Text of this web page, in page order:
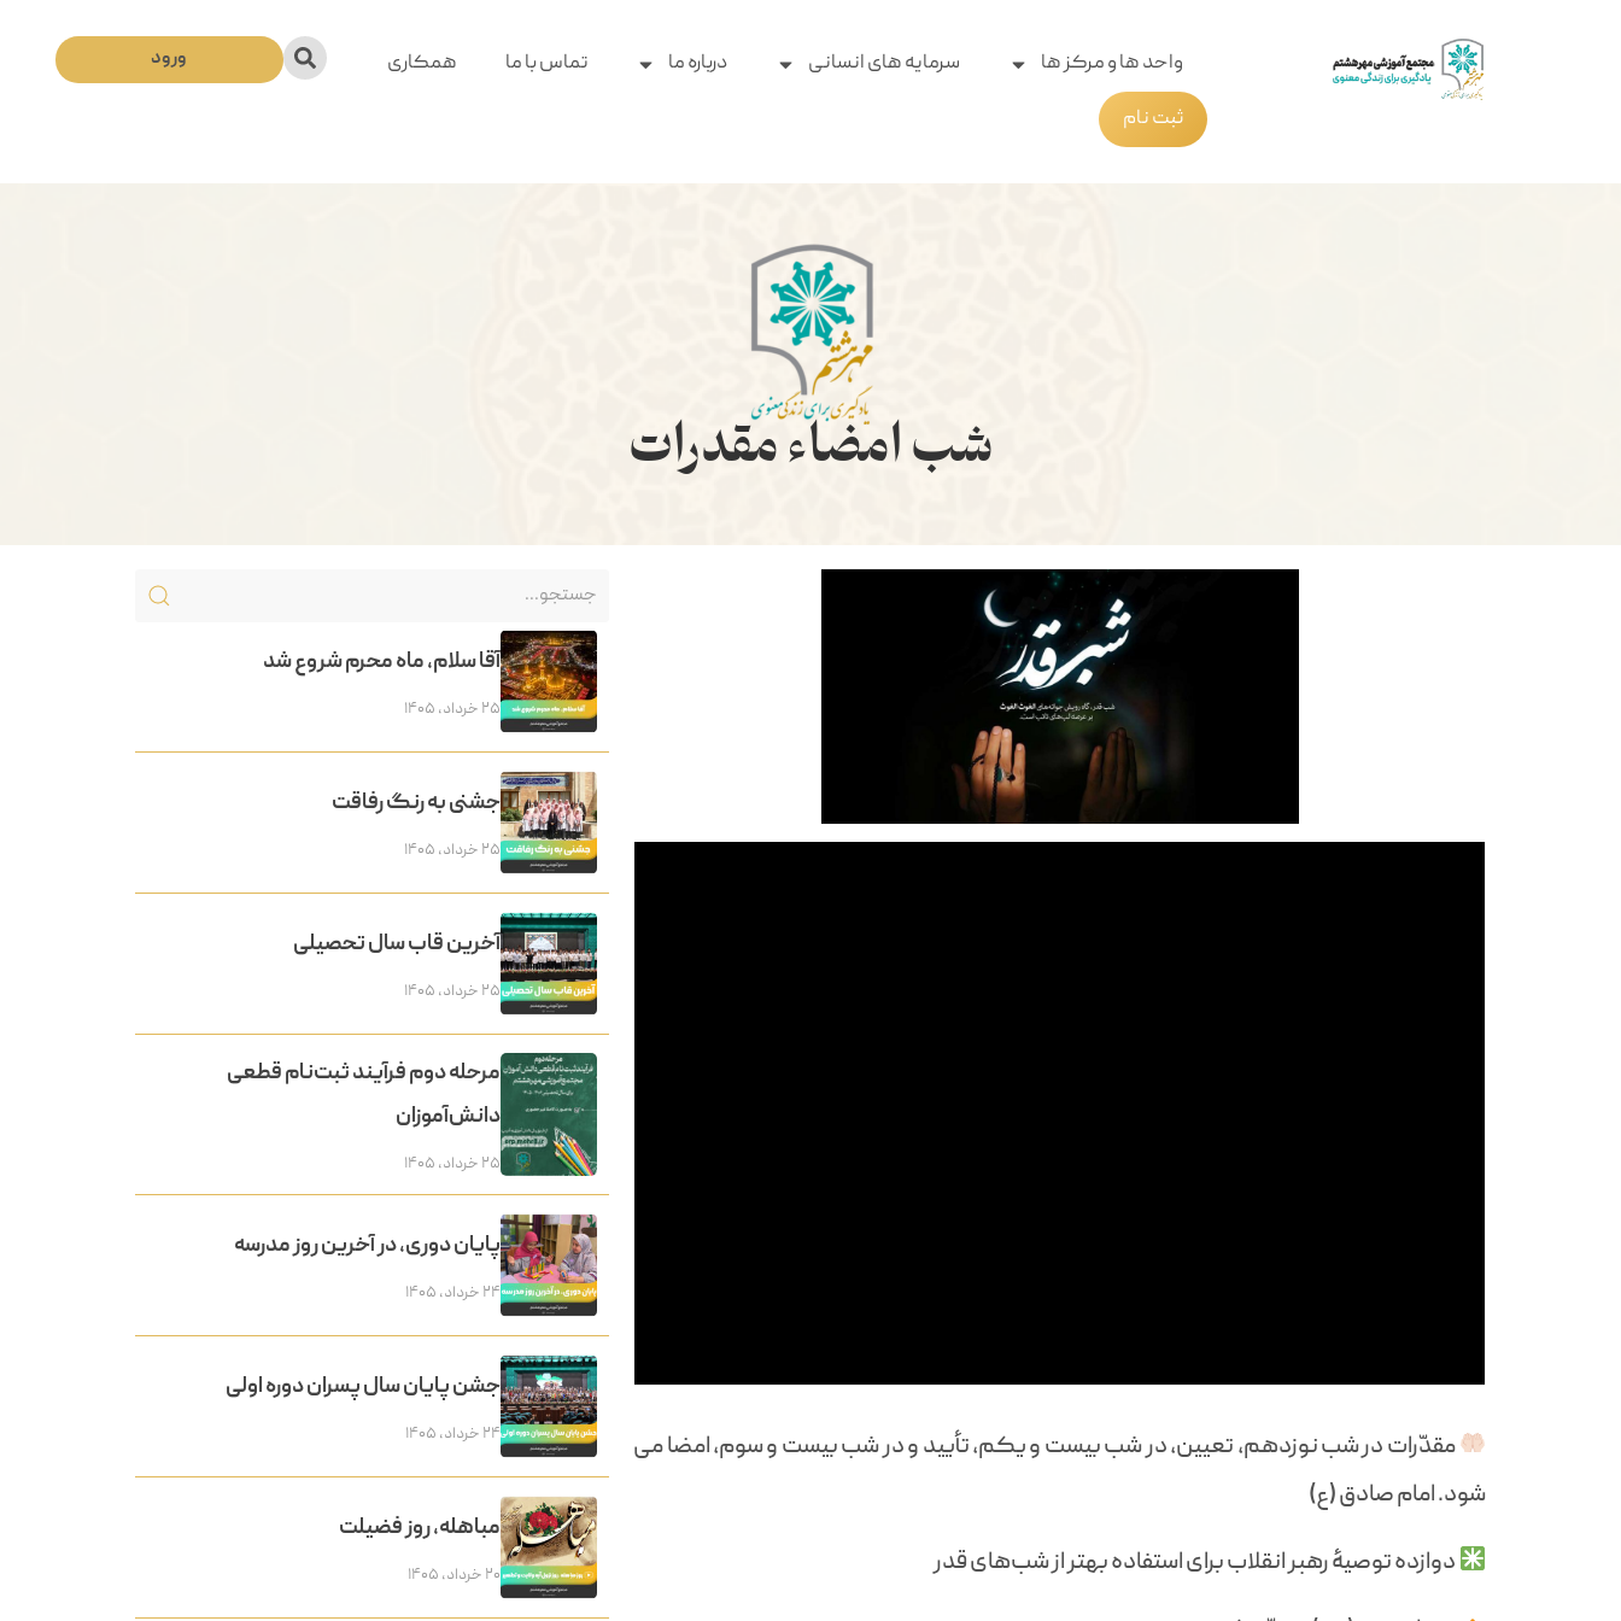
واحد ها و مرکز ها سرمایه های انسانی درباره ما تماس با ما
همکاری
ثبت نام
ورود
شب امضاء مقدرات
مقدّرات در شب نوزدهم، تعیین، در شب بیست و یکم، تأیید و در شب بیست و سوم، امضا می‏
شود. امام صادق (ع)
دوازده توصیۀ رهبر انقلاب برای استفاده بهتر از شب‌های قدر
آقا سلام، ماه محرم شروع شد
۲۵ خرداد, ۱۴۰۵
جشنی به رنگ رفاقت
۲۵ خرداد, ۱۴۰۵
آخرین قاب سال تحصیلی
۲۵ خرداد, ۱۴۰۵
مرحله دوم فرآیند ثبت‌نام قطعی
دانش‌آموزان
۲۵ خرداد, ۱۴۰۵
پایان دوری، در آخرین روز مدرسه
۲۴ خرداد, ۱۴۰۵
جشن پایان سال پسران دوره اولی
۲۴ خرداد, ۱۴۰۵
مباهله، روز فضیلت
۲۰ خرداد, ۱۴۰۵